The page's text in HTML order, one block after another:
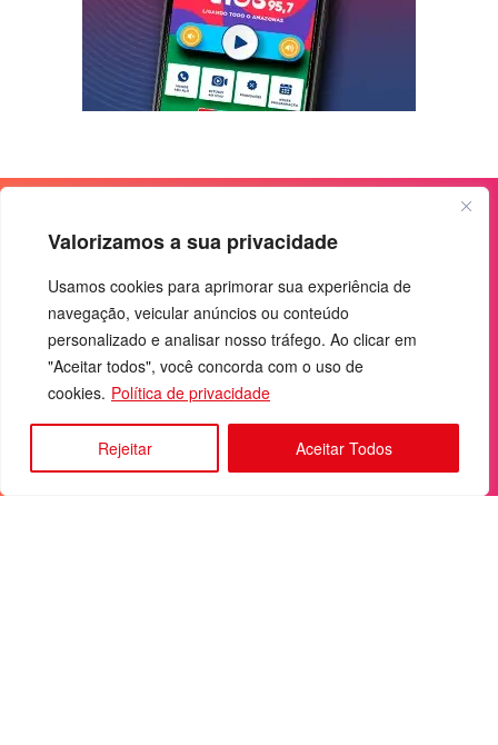
Valorizamos a sua privacidade
Usamos cookies para aprimorar sua experiência de
navegação, veicular anúncios ou conteúdo
personalizado e analisar nosso tráfego. Ao clicar em
"Aceitar todos", você concorda com o uso de
cookies. Política de privacidade
Rejeitar Aceitar Todos
Sobre Nós